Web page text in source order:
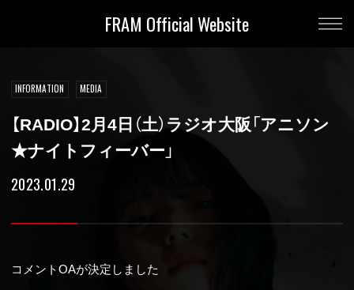
FRAM Official Website
INFORMATION MEDIA
【RADIO】2月4日（土）ラジオ大阪「アニソン
★ナイトフィーバー」
2023.01.29
コメントOAが決定しました